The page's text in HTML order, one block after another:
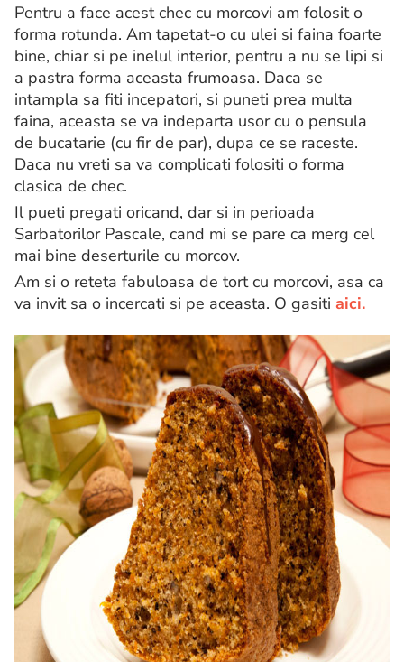
Pentru a face acest chec cu morcovi am folosit o
forma rotunda. Am tapetat-o cu ulei si faina foarte
bine, chiar si pe inelul interior, pentru a nu se lipi si
a pastra forma aceasta frumoasa. Daca se
intampla sa fiti incepatori, si puneti prea multa
faina, aceasta se va indeparta usor cu o pensula
de bucatarie (cu fir de par), dupa ce se raceste.
Daca nu vreti sa va complicati folositi o forma
clasica de chec.
Il pueti pregati oricand, dar si in perioada
Sarbatorilor Pascale, cand mi se pare ca merg cel
mai bine deserturile cu morcov.
Am si o reteta fabuloasa de tort cu morcovi, asa ca
va invit sa o incercati si pe aceasta. O gasiti aici.